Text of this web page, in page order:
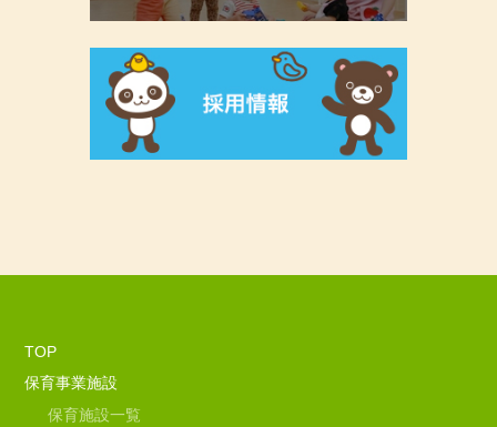
TOP
保育事業施設
保育施設一覧